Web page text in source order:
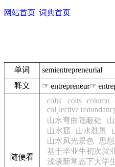
网站首页 词典首页
单词
semientrepreneurial
释义
☞ entrepreneur☞
随便看
colts' colts column
colˌlective
山水弯曲隐蔽处
山水窟
山水胜景
山水风光景色
思
基于毕业生初次就
浅谈新常态下大学